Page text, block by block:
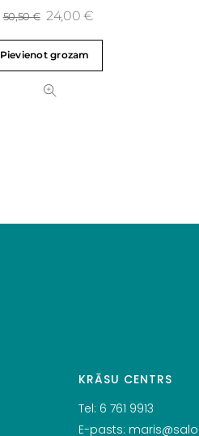
50,50€ 24,00€
Pievienot grozam
KRĀSU CENTRS
Tel: 6 761 9913
E-pasts: